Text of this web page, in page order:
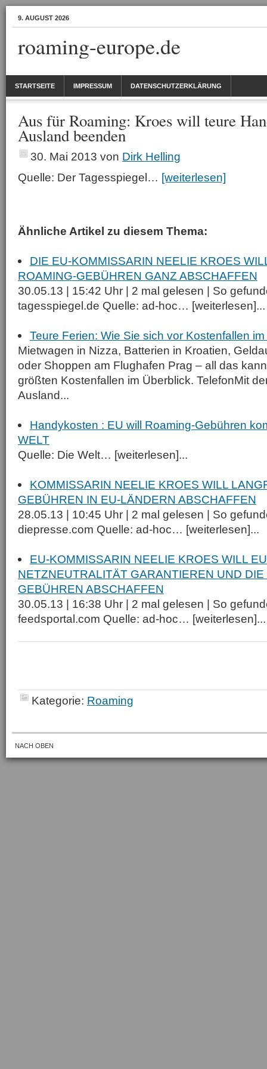
9. AUGUST 2026
roaming-europe.de
STARTSEITE IMPRESSUM DATENSCHUTZERKLÄRUNG
Aus für Roaming: Kroes will teure
Ausland beenden
30. Mai 2013 von Dirk Helling
Quelle: Der Tagesspiegel… [weiterlesen]
Ähnliche Artikel zu diesem Thema:
DIE EU-KOMMISSARIN NEELIE KROES
ROAMING-GEBÜHREN GANZ ABSCHAFFEN
30.05.13 | 15:42 Uhr | 2 mal gelesen | So
tagesspiegel.de Quelle: ad-hoc… [weiterlesen]...
Teure Ferien: Wie Sie sich vor Kostenfallen
Mietwagen in Nizza, Batterien in Kroatien,
oder Shoppen am Flughafen Prag – all das
größten Kostenfallen im Überblick. TelefonMit
Ausland...
Handykosten : EU will Roaming-Gebühren
WELT
Quelle: Die Welt… [weiterlesen]...
KOMMISSARIN NEELIE KROES WILL
GEBÜHREN IN EU-LÄNDERN ABSCHAFFEN
28.05.13 | 10:45 Uhr | 2 mal gelesen | So
diepresse.com Quelle: ad-hoc… [weiterlesen]...
EU-KOMMISSARIN NEELIE KROES WILL
NETZNEUTRALITÄT GARANTIEREN UND
GEBÜHREN ABSCHAFFEN
30.05.13 | 16:38 Uhr | 2 mal gelesen | So
feedsportal.com Quelle: ad-hoc… [weiterlesen]...
Kategorie: Roaming
NACH OBEN